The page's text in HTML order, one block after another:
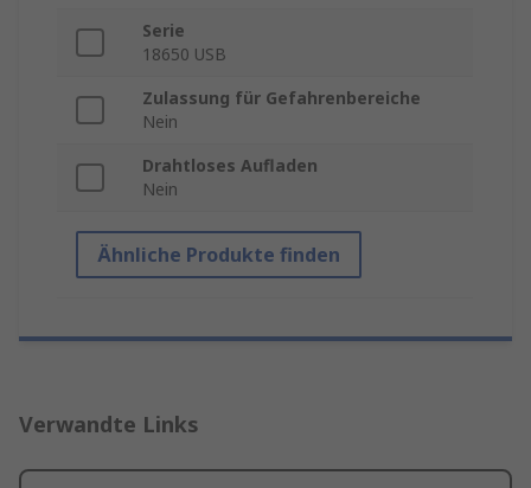
Serie
18650 USB
Zulassung für Gefahrenbereiche
Nein
Drahtloses Aufladen
Nein
Ähnliche Produkte finden
Verwandte Links